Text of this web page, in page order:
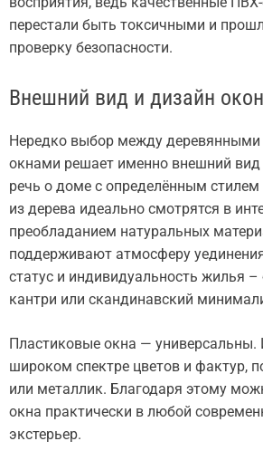
перестали быть токсичными и
проверку безопасности.
Внешний вид и дизайн окон
Нередко выбор между
окнами решает именно внешний вид
речь о доме с определённым
из дерева идеально смотрятся в
преобладанием натуральных
поддерживают атмосферу
статус и индивидуальность жилья –
кантри или скандинавский
Пластиковые окна — универсальны.
широком спектре цветов и фактур,
или металлик. Благодаря этому
окна практически в любой
экстерьер.